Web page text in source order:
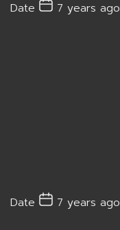
Date 7 years ago
Date 7 years ago